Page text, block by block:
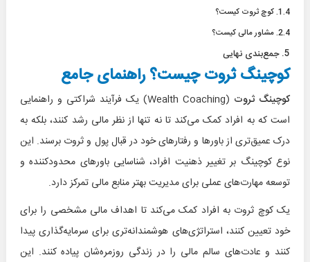
کوچ ثروت کیست؟
مشاور مالی کیست؟
جمع‌بندی نهایی
کوچینگ ثروت چیست؟ راهنمای جامع
کوچینگ ثروت
(Wealth Coaching) یک فرآیند شراکتی و راهنمایی
است که به افراد کمک می‌کند تا نه تنها از نظر مالی رشد کنند، بلکه به
درک عمیق‌تری از باورها و رفتارهای خود در قبال پول و ثروت برسند. این
نوع کوچینگ بر تغییر ذهنیت افراد، شناسایی باورهای محدودکننده و
توسعه مهارت‌های عملی برای مدیریت بهتر منابع مالی تمرکز دارد.
یک کوچ ثروت به افراد کمک می‌کند تا اهداف مالی مشخصی را برای
خود تعیین کنند، استراتژی‌های هوشمندانه‌تری برای سرمایه‌گذاری پیدا
کنند و عادت‌های سالم مالی را در زندگی روزمره‌شان پیاده کنند. این